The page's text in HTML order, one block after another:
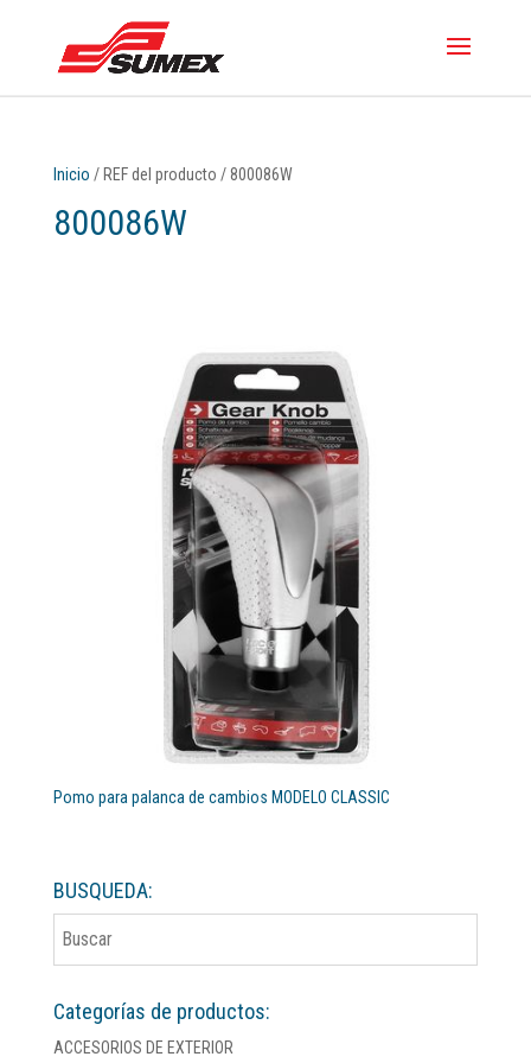
Inicio / REF del producto / 800086W
800086W
Pomo para palanca de cambios MODELO CLASSIC
BUSQUEDA:
Categorías de productos:
ACCESORIOS DE EXTERIOR